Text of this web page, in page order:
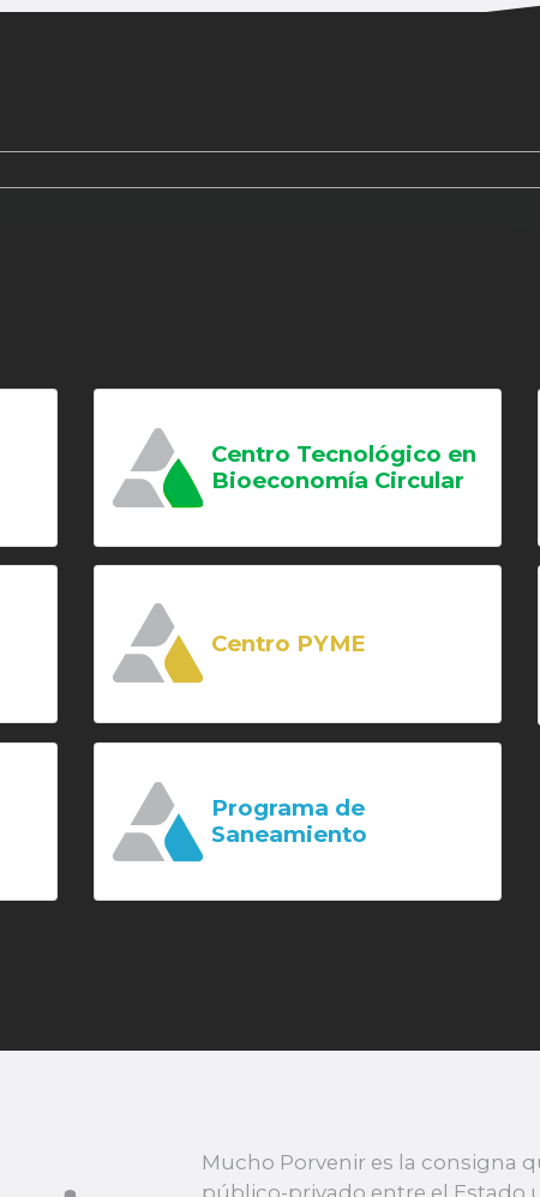
Centro Tecnológico en
Bioeconomía Circular
Centro PYME
Programa de
Saneamiento
Mucho Porvenir es la consigna